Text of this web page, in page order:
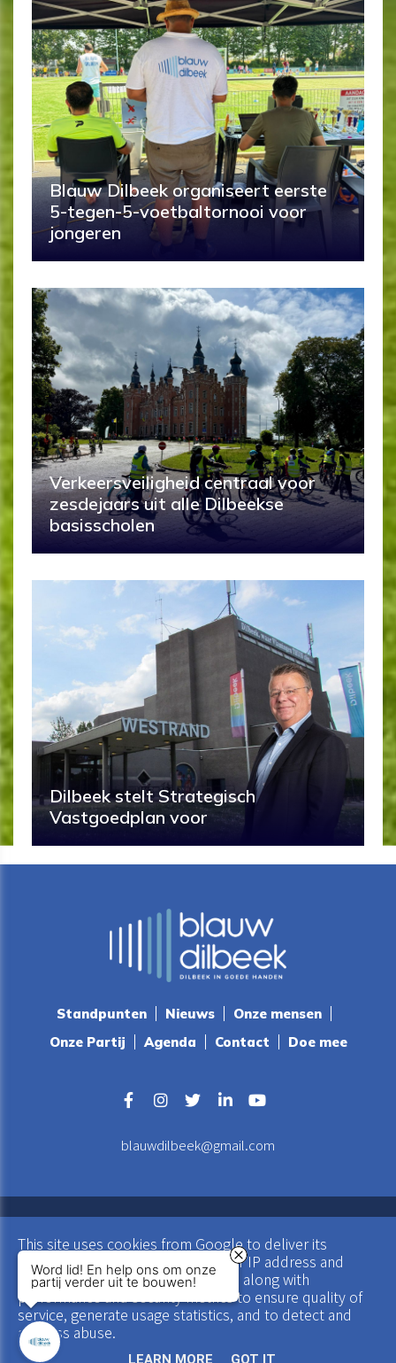
Blauw Dilbeek organiseert eerste
5-tegen-5-voetbaltornooi voor
jongeren
Verkeersveiligheid centraal voor
zesdejaars uit alle Dilbeekse
basisscholen
Dilbeek stelt Strategisch
Vastgoedplan voor
Standpunten Nieuws
Onze mensen
Onze Partij
Agenda Contact Doe mee
blauwdilbeek@gmail.com
Copyright All Rights Reserved ©Blauw Dilbeek
Algemene Voorwaarden|Privacy|Cookies|UP-TO-DATE
WebDesign
This site uses cookies from Google to deliver its
services and to analyze traffic. Your IP address and
user-agent are shared with Google along with
performance and security metrics to ensure quality of
service, generate usage statistics, and to detect and
address abuse.
LEARN MORE GOT IT
Word lid! En help ons om onze
partij verder uit te bouwen!